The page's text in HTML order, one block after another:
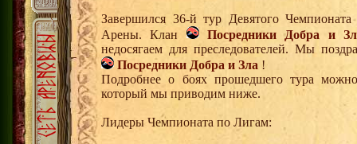
Завершился 36-й тур Девятого
Арены. Клан
Посредники Добра и
недосягаем для преследователей. Мы
Посредники Добра и Зла !
Подробнее о боях прошедшего тура
который мы приводим ниже.
Лидеры Чемпионата по Лигам: